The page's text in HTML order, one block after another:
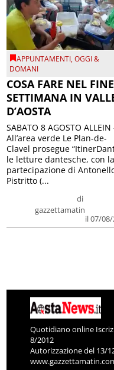
APPUNTAMENTI,OGGI &
DOMANI
COSA FARE NEL FINE
SETTIMANA IN
D’AOSTA
di
gazzettamatin
il 07/
SABATO 8 AGOSTO ALLEIN
All’area verde Le Plan-de-
Clavel prosegue
le letture dantesche, con la
partecipazione di
Pistritto (...
Quotidiano online
8/2012
Autorizzazione del 13/